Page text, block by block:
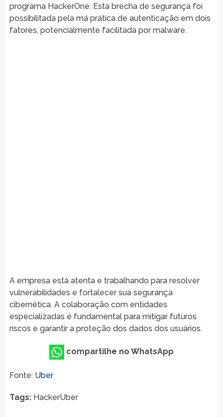
programa HackerOne. Esta brecha de segurança foi
possibilitada pela má prática de autenticação em dois
fatores, potencialmente facilitada por malware.
A empresa está atenta e trabalhando para resolver
vulnerabilidades e fortalecer sua segurança
cibernética. A colaboração com entidades
especializadas é fundamental para mitigar futuros
riscos e garantir a proteção dos dados dos usuários.
compartilhe no WhatsApp
Fonte: Uber
Tags:HackerUber